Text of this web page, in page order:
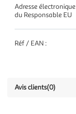
Adresse électronique
du Responsable EU
Réf / EAN :
Avis clients(0)